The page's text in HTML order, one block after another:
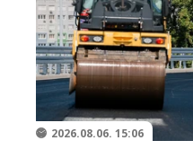
2026.08.06. 15:06